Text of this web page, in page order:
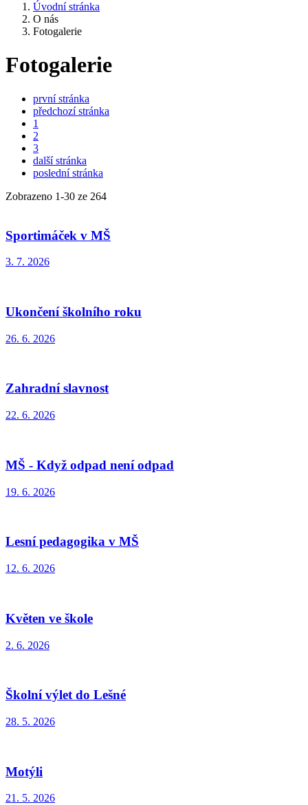
Úvodní stránka
O nás
Fotogalerie
Fotogalerie
první stránka
předchozí stránka
1
2
3
další stránka
poslední stránka
Zobrazeno 1-30 ze 264
Sportimáček v MŠ
3. 7. 2026
Ukončení školního roku
26. 6. 2026
Zahradní slavnost
22. 6. 2026
MŠ - Když odpad není odpad
19. 6. 2026
Lesní pedagogika v MŠ
12. 6. 2026
Květen ve škole
2. 6. 2026
Školní výlet do Lešné
28. 5. 2026
Motýli
21. 5. 2026